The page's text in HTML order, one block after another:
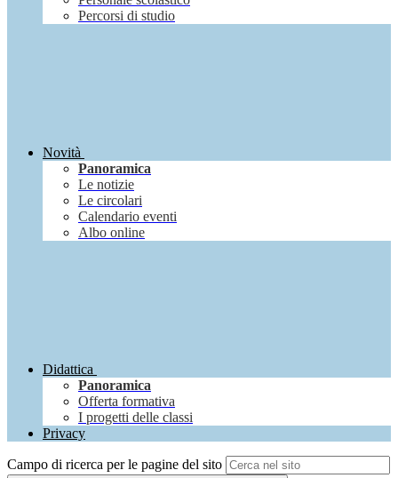
Percorsi di studio
Novità
Panoramica
Le notizie
Le circolari
Calendario eventi
Albo online
Didattica
Panoramica
Offerta formativa
I progetti delle classi
Privacy
Campo di ricerca per le pagine del sito